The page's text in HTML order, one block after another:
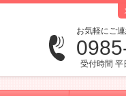
お気軽にご
受付時間